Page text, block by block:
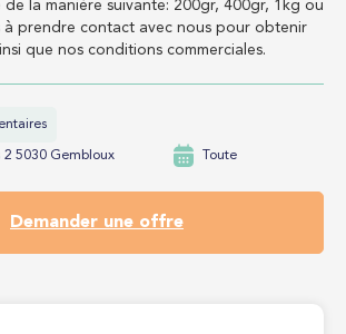
de la manière suivante: 200gr, 400gr, 1kg ou
à prendre contact avec nous pour obtenir
que nos conditions commerciales.
2 5030 Gembloux Toute
Demander une offre